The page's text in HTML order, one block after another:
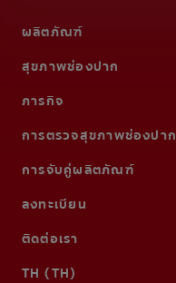
ผลิตภัณฑ์
สุขภาพช่องปาก
ภารกิจ
การตรวจสุขภาพช่องปาก
การจับคู่ผลิตภัณฑ์
ลงทะเบียน
ติดต่อเรา
TH (TH)